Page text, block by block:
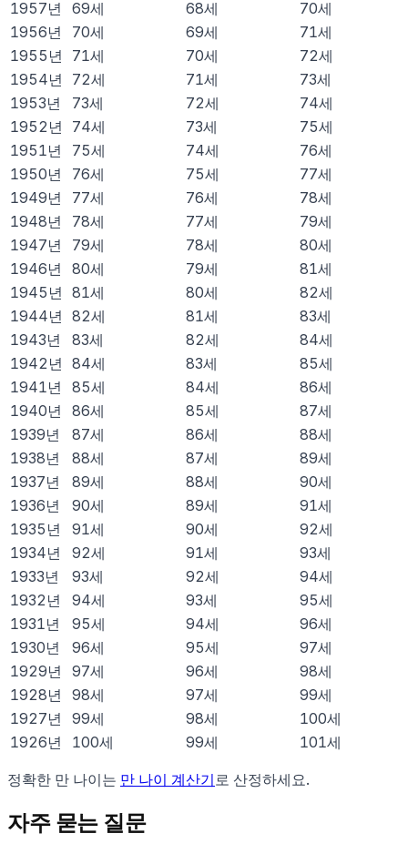
1957년 69세 68세 70세
1956년 70세 69세 71세
1955 년 71세 70세 72세
1954년 72세 71세 73세
1953년 73세 72세 74세
1952 년 74세 73세 75세
1951년 75세 74세 76세
1950년 76세 75세 77세
1949년 77세 76세 78세
1948년 78세 77세 79세
1947년 79세 78세 80세
1946년 80세 79세 81세
1945 년 81세 80세 82세
1944년 82세 81세 83세
1943년 83세 82세 84세
1942 년 84세 83세 85세
1941년 85세 84세 86세
1940년 86세 85세 87세
1939년 87세 86세 88세
1938년 88세 87세 89세
1937년 89세 88세 90세
1936년 90세 89세 91세
1935 년 91세 90세 92세
1934년 92세 91세 93세
1933년 93세 92세 94세
1932 년 94세 93세 95세
1931년 95세 94세 96세
1930년 96세 95세 97세
1929년 97세 96세 98세
1928년 98세 97세 99세
1927년 99세 98세 100세
1926년 100세 99세 101세
정확한 만 나이는 만 나이 계산기 로 산정하세요.
자주 묻는 질문